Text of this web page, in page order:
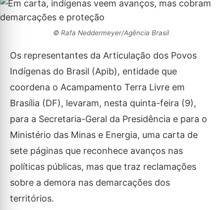
© Rafa Neddermeyer/Agência Brasil
Os representantes da Articulação dos Povos
Indígenas do Brasil (Apib), entidade que
coordena o Acampamento Terra Livre em
Brasília (DF), levaram, nesta quinta-feira (9),
para a Secretaria-Geral da Presidência e para o
Ministério das Minas e Energia, uma carta de
sete páginas que reconhece avanços nas
políticas públicas, mas que traz reclamações
sobre a demora nas demarcações dos
territórios.